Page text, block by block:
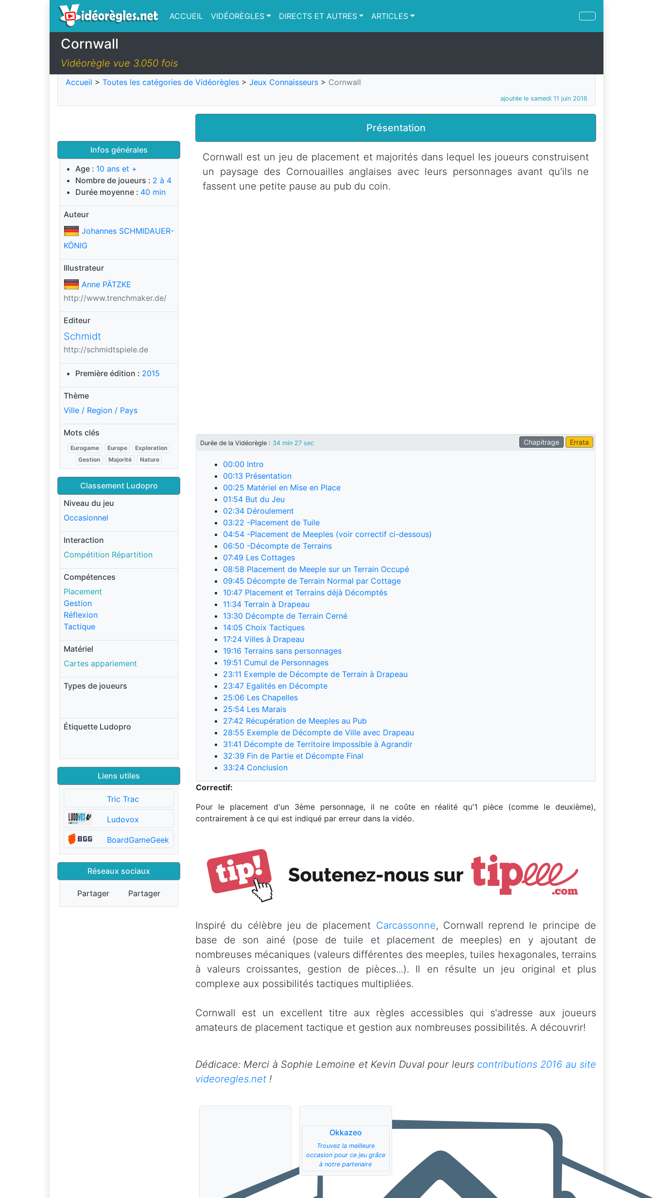
ACCUEIL VIDÉORÈGLES DIRECTS ET AUTRES ARTICLES
Cornwall
Vidéorègle vue 3.050 fois
Accueil > Toutes les catégories de Vidéorègles > Jeux Connaisseurs > Cornwall
ajoutée le samedi 11 juin 2016
Infos générales
Age : 10 ans et +
Nombre de joueurs : 2 à 4
Durée moyenne : 40 min
Auteur
Johannes SCHMIDAUER-
KÖNIG
Illustrateur
Anne PÄTZKE
http://www.trenchmaker.de/
Editeur
Schmidt
http://schmidtspiele.de
Première édition : 2015
Thème
Ville / Region / Pays
Mots clés
Eurogame Europe
Exploration
Gestion
Majorité Nature
Classement Ludopro
Niveau du jeu
Occasionnel
Interaction
Compétition Répartition
Compétences
Placement
Gestion
Réflexion
Tactique
Matériel
Cartes appariement
Types de joueurs
Étiquette Ludopro
Liens utiles
Tric Trac
Ludovox
BoardGameGeek
Réseaux sociaux
Partager Partager
Présentation
Cornwall est un jeu de placement et majorités dans lequel les joueurs construisent
un paysage des Cornouailles anglaises avec leurs personnages avant qu'ils ne
fassent une petite pause au pub du coin.
Durée de la Vidéorègle : 34 min 27 sec Errata
Chapitrage
00:00 Intro
00:13 Présentation
00:25 Matériel en Mise en Place
01:54 But du Jeu
02:34 Déroulement
03:22 -Placement de Tuile
04:54 -Placement de Meeples (voir correctif ci-dessous)
06:50 -Décompte de Terrains
07:49 Les Cottages
08:58 Placement de Meeple sur un Terrain Occupé
09:45 Décompte de Terrain Normal par Cottage
10:47 Placement et Terrains déjà Décomptés
11:34 Terrain à Drapeau
13:30 Décompte de Terrain Cerné
14:05 Choix Tactiques
17:24 Villes à Drapeau
19:16 Terrains sans personnages
19:51 Cumul de Personnages
23:11 Exemple de Décompte de Terrain à Drapeau
23:47 Egalités en Décompte
25:06 Les Chapelles
25:54 Les Marais
27:42 Récupération de Meeples au Pub
28:55 Exemple de Décompte de Ville avec Drapeau
31:41 Décompte de Territoire Impossible à Agrandir
32:39 Fin de Partie et Décompte Final
33:24 Conclusion
Correctif:
Pour le placement d'un 3ème personnage, il ne coûte en réalité qu'1 pièce (comme le deuxième),
contrairement à ce qui est indiqué par erreur dans la vidéo.
Inspiré du célèbre jeu de placement Carcassonne, Cornwall reprend le principe de
base de son ainé (pose de tuile et placement de meeples) en y ajoutant de
nombreuses mécaniques (valeurs différentes des meeples, tuiles hexagonales, terrains
à valeurs croissantes, gestion de pièces...). Il en résulte un jeu original et plus
complexe aux possibilités tactiques multipliées.
Cornwall est un excellent titre aux règles accessibles qui s'adresse aux joueurs
amateurs de placement tactique et gestion aux nombreuses possibilités. A découvrir!
Dédicace: Merci à Sophie Lemoine et Kevin Duval pour leurs contributions 2016 au site
videoregles.net !
Okkazeo
Trouvez la meilleure
occasion pour ce jeu grâce
à notre partenaire